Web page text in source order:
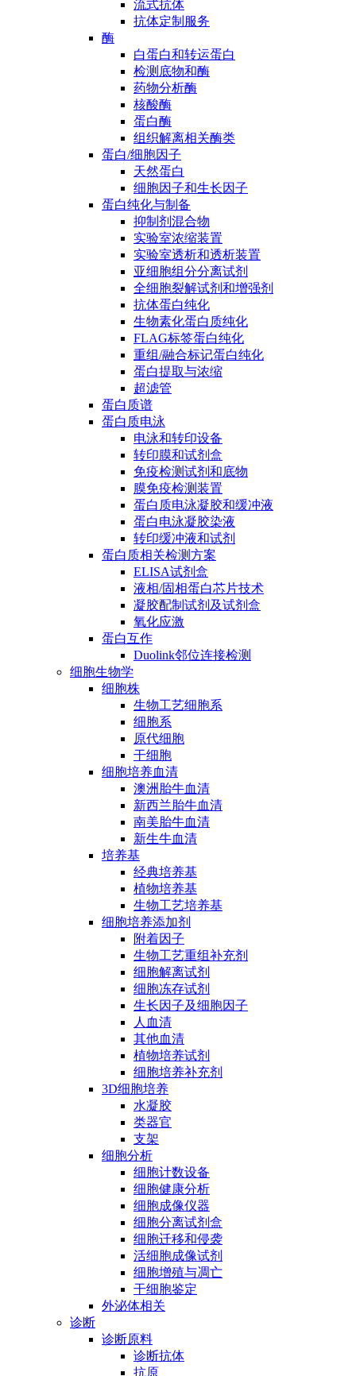
流式抗体
抗体定制服务
酶
白蛋白和转运蛋白
检测底物和酶
药物分析酶
核酸酶
蛋白酶
组织解离相关酶类
蛋白/细胞因子
天然蛋白
细胞因子和生长因子
蛋白纯化与制备
抑制剂混合物
实验室浓缩装置
实验室透析和透析装置
亚细胞组分分离试剂
全细胞裂解试剂和增强剂
抗体蛋白纯化
生物素化蛋白质纯化
FLAG标签蛋白纯化
重组/融合标记蛋白纯化
蛋白提取与浓缩
超滤管
蛋白质谱
蛋白质电泳
电泳和转印设备
转印膜和试剂盒
免疫检测试剂和底物
膜免疫检测装置
蛋白质电泳凝胶和缓冲液
蛋白电泳凝胶染液
转印缓冲液和试剂
蛋白质相关检测方案
ELISA试剂盒
液相/固相蛋白芯片技术
凝胶配制试剂及试剂盒
氧化应激
蛋白互作
Duolink邻位连接检测
细胞生物学
细胞株
生物工艺细胞系
细胞系
原代细胞
干细胞
细胞培养血清
澳洲胎牛血清
新西兰胎牛血清
南美胎牛血清
新生牛血清
培养基
经典培养基
植物培养基
生物工艺培养基
细胞培养添加剂
附着因子
生物工艺重组补充剂
细胞解离试剂
细胞冻存试剂
生长因子及细胞因子
人血清
其他血清
植物培养试剂
细胞培养补充剂
3D细胞培养
水凝胶
类器官
支架
细胞分析
细胞计数设备
细胞健康分析
细胞成像仪器
细胞分离试剂盒
细胞迁移和侵袭
活细胞成像试剂
细胞增殖与凋亡
干细胞鉴定
外泌体相关
诊断
诊断原料
诊断抗体
抗原